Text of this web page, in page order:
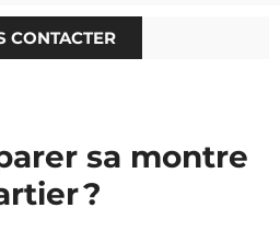
CONTACTER
sa montre
?